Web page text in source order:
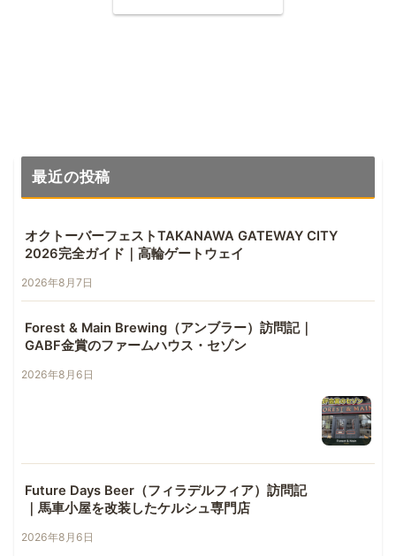
最近の投稿
オクトーバーフェストTAKANAWA GATEWAY CITY
2026完全ガイド｜高輪ゲートウェイ
2026年8月7日
Forest & Main Brewing（アンブラー）訪問記｜
GABF金賞のファームハウス・セゾン
2026年8月6日
Future Days Beer（フィラデルフィア）訪問記
｜馬車小屋を改装したケルシュ専門店
2026年8月6日